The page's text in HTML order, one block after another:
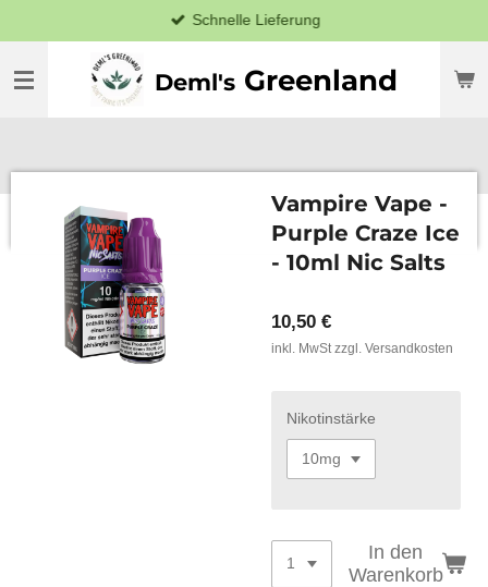
Hauptinhalt
springen
Deml's Greenland
Schnelle Lieferung
Vampire Vape -
Purple Craze Ice
- 10ml Nic Salts
10,50 €
inkl. MwSt zzgl. Versandkosten
Nikotinstärke
In den
Warenkorb